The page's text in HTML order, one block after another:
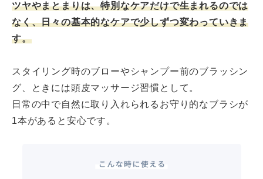
ツヤやまとまりは、特別なケアだけで生まれるのでは
なく、日々の基本的なケアで少しずつ変わっていきま
す。
スタイリング時のブローやシャンプー前のブラッシン
グ、ときには頭皮マッサージ習慣として。
日常の中で自然に取り入れられるお守り的なブラシが
1本があると安心です。